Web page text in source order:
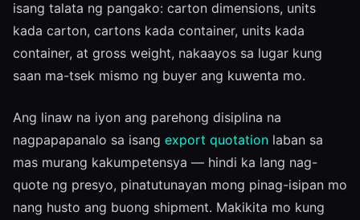
isang talata ng pangako: carton dimensions, units
kada carton, cartons kada container, units kada
container, at gross weight, nakaayos sa lugar kung
saan ma-tsek mismo ng buyer ang kuwenta mo.
Ang linaw na iyon ang parehong disiplina na
nagpapapanalo sa isang export quotation laban sa
mas murang kakumpetensya — hindi ka lang nag-
quote ng presyo, pinatutunayan mong pinag-isipan mo
nang husto ang buong shipment. Makikita mo kung